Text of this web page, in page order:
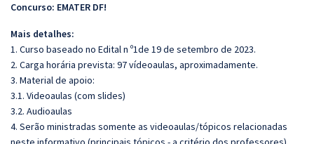
Concurso: EMATER DF!
Mais detalhes:
1. Curso baseado no Edital n º1de 19 de setembro de 2023.
2. Carga horária prevista: 97 vídeoaulas, aproximadamente.
3. Material de apoio:
3.1. Videoaulas (com slides)
3.2. Audioaulas
4. Serão ministradas somente as videoaulas/tópicos relacionadas